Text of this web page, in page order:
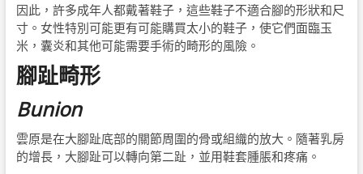
因此，許多成年人都戴著鞋子，這些鞋子不適合腳的形狀和尺
寸。女性特別可能更有可能購買太小的鞋子，使它們面臨玉
米，囊炎和其他可能需要手術的畸形的風險。
腳趾畸形
Bunion
雲原是在大腳趾底部的關節周圍的骨或組織的放大。隨著乳房
的增長，大腳趾可以轉向第二趾，並用鞋套腫脹和疼痛。